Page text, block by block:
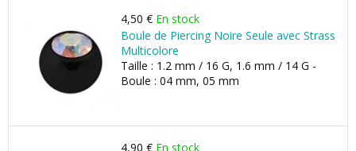
4,50 € En stock
Boule de Piercing Noire Seule avec Strass
Multicolore
Taille : 1.2 mm / 16 G, 1.6 mm / 14 G -
Boule : 04 mm, 05 mm
4,90 € En stock